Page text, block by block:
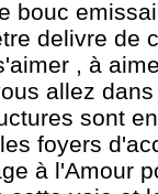
bouc
delivre de
, à
allez
sont
foyers
à l'Amour